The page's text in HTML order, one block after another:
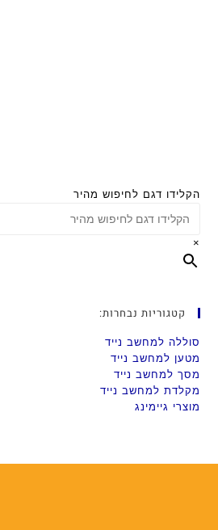
הקלידו דגם לחיפוש מהיר
×
קטגוריות נבחרות:
סוללה למחשב נייד
מטען למחשב נייד
מסך למחשב נייד
מקלדת למחשב נייד
מוצרי גיימינג